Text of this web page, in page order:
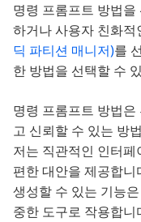
명령 프롬프트 방법
하거나 사용자 친화적
딕 파티션 매니저)를
한 방법을 선택할 수
명령 프롬프트 방법
고 신뢰할 수 있는 방
저는 직관적인 인터
편한 대안을 제공합
생성할 수 있는 기능
중한 도구로 작용합니